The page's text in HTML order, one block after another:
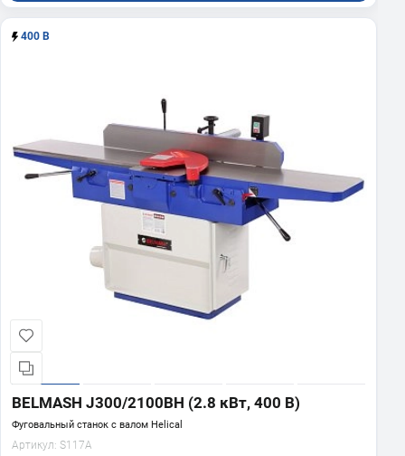
400 В
BELMASH J300/2100ВH (2.8 кВт, 400 В)
Фуговальный станок с валом Helical
Артикул: S117A